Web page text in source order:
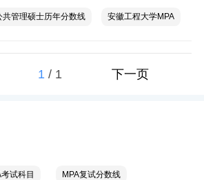
共管理硕士历年分数线 安徽工程大学MPA
1 / 1 下一页
考试科目 MPA复试分数线